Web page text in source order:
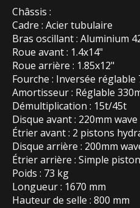
Châssis :
Cadre : Acier tubulaire
Bras oscillant : Aluminium
Roue avant : 1.4x14"
Roue arrière : 1.85x12"
Fourche : Inversée réglable
Amortisseur : Réglable
Démultiplication : 15t/45t
Disque avant : 220mm wave
Étrier avant : 2 pistons
Disque arrière : 200mm
Étrier arrière : Simple
Poids : 73 kg
Longueur : 1670 mm
Hauteur de selle : 800 mm